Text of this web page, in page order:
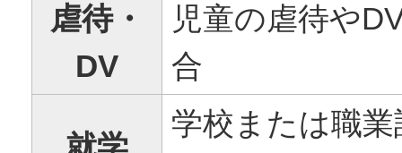
虐待・
DV
児童の虐待や
合
学校または職